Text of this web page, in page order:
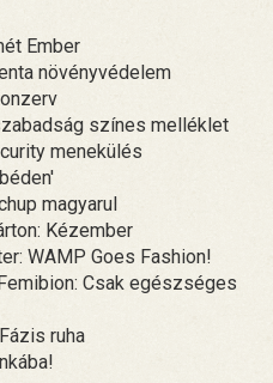
Ember
növényvédelem
színes melléklet
menekülés
magyarul
Kézember
WAMP Goes Fashion!
Csak egészséges
ruha